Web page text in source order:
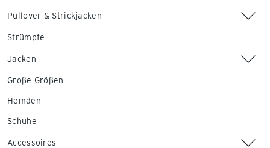
Pullover & Strickjacken
Strümpfe
Jacken
Große Größen
Hemden
Schuhe
Accessoires